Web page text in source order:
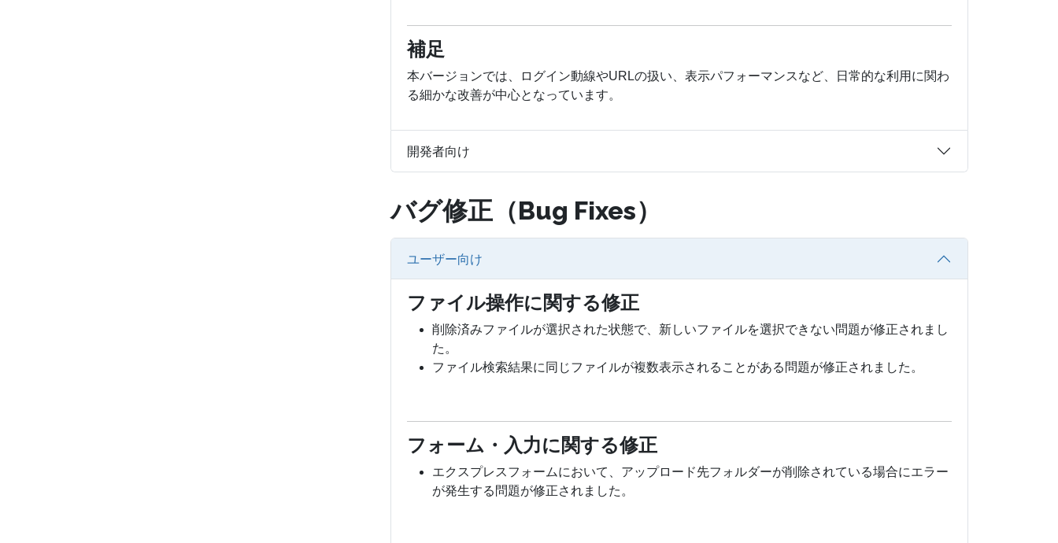
補足
本バージョンでは、ログイン動線やURLの扱い、表示パフォーマンスなど、日常的な利用に関わ
る細かな改善が中心となっています。
開発者向け
バグ修正（Bug Fixes）
ユーザー向け
ファイル操作に関する修正
削除済みファイルが選択された状態で、新しいファイルを選択できない問題が修正されまし
た。
ファイル検索結果に同じファイルが複数表示されることがある問題が修正されました。
フォーム・入力に関する修正
エクスプレスフォームにおいて、アップロード先フォルダーが削除されている場合にエラー
が発生する問題が修正されました。